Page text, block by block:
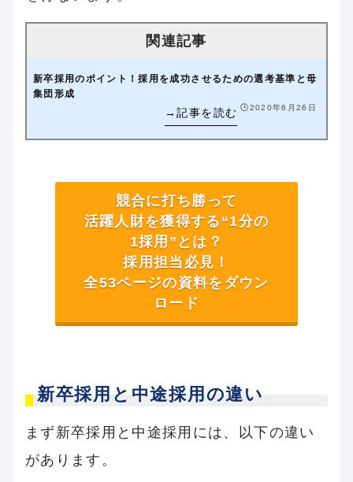
新卒採用のポイント！採用を成功させるための選考基準と母
集団形成
🕒️2020年6月26日
競合に打ち勝って
活躍人財を獲得する“1分の
1採用”とは？
採用担当必見！
全53ページの資料をダウン
ロード
新卒採用と中途採用の違い
まず新卒採用と中途採用には、以下の違い
があります。